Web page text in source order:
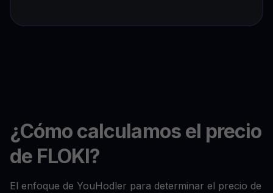
¿Cómo calculamos el precio
de FLOKI?
El enfoque de YouHodler para determinar el precio de